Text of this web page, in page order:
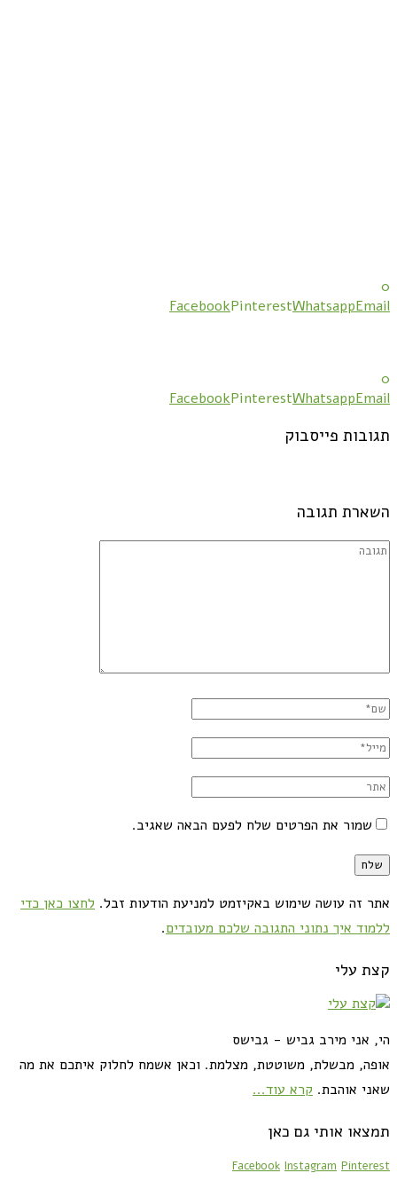
0
FacebookPinterestWhatsappEmail
0
FacebookPinterestWhatsappEmail
תגובות פייסבוק
השארת תגובה
שמור את הפרטים שלח לפעם הבאה שאגיב.
אתר זה עושה שימוש באקיזמט למניעת הודעות זבל. לחצו כאן כדי
ללמוד איך נתוני התגובה שלכם מעובדים.
קצת עלי
הי, אני מירב גביש - גבישס
אופה, מבשלת, משוטטת, מצלמת. וכאן אשמח לחלוק איתכם את מה
שאני אוהבת. קרא עוד...
תמצאו אותי גם כאן
Facebook Instagram Pinterest